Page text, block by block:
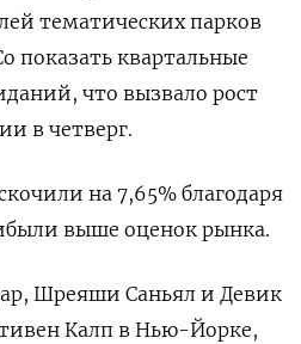
тематических парков
показать квартальные
что вызвало рост
в четверг.
на 7,65% благодаря
выше оценок рынка.
Шреяши Саньял и Девик
Калп в Нью-Йорке,